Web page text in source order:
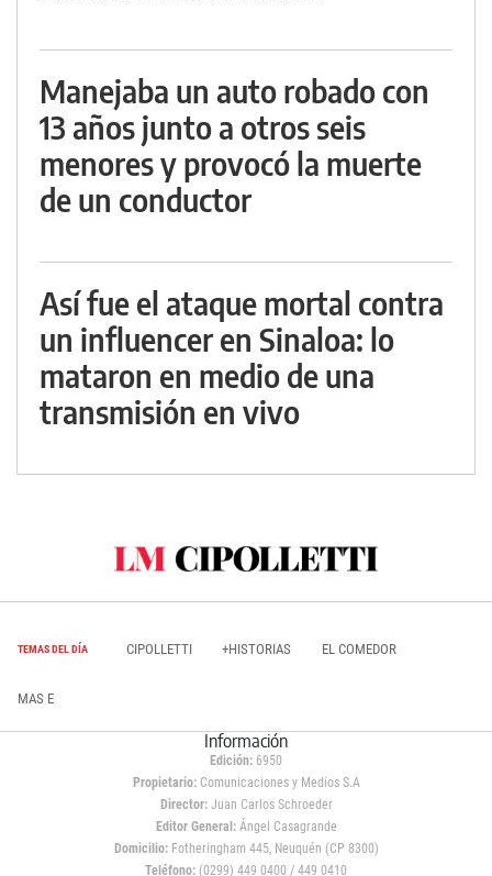
Manejaba un auto robado con
13 años junto a otros seis
menores y provocó la muerte
de un conductor
Así fue el ataque mortal contra
un influencer en Sinaloa: lo
mataron en medio de una
transmisión en vivo
TEMAS DEL DÍA CIPOLLETTI +HISTORIAS EL COMEDOR
MAS E
Información
Edición: 6950
Propietario:Comunicaciones y Medios S.A
Director: Juan Carlos Schroeder
Editor General:Ángel Casagrande
Domicilio:Fotheringham 445, Neuquén (CP 8300)
Teléfono: (0299) 449 0400 / 449 0410